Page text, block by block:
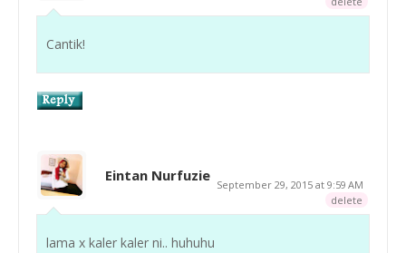
Cantik!
Eintan Nurfuzie
September 29, 2015 at 9:59 AM
delete
lama x kaler kaler ni.. huhuhu